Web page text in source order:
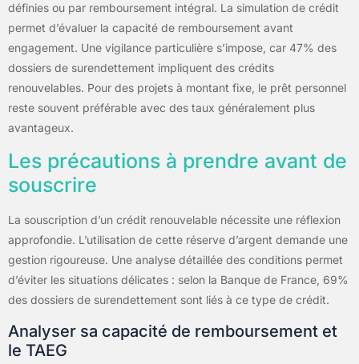
définies ou par remboursement intégral. La simulation de crédit
permet d’évaluer la capacité de remboursement avant
engagement. Une vigilance particulière s’impose, car 47% des
dossiers de surendettement impliquent des crédits
renouvelables. Pour des projets à montant fixe, le prêt personnel
reste souvent préférable avec des taux généralement plus
avantageux.
Les précautions à prendre avant de
souscrire
La souscription d’un crédit renouvelable nécessite une réflexion
approfondie. L’utilisation de cette réserve d’argent demande une
gestion rigoureuse. Une analyse détaillée des conditions permet
d’éviter les situations délicates : selon la Banque de France, 69%
des dossiers de surendettement sont liés à ce type de crédit.
Analyser sa capacité de remboursement et
le TAEG